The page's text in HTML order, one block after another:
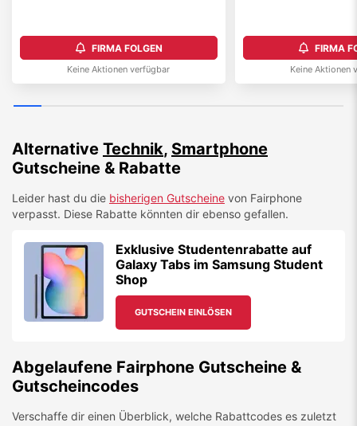
FIRMA FOLGEN
Keine Aktionen verfügbar
FIRMA
Keine Aktionen
Alternative Technik, Smartphone
Gutscheine & Rabatte
Leider hast du die bisherigen Gutscheine von Fairphone
verpasst. Diese Rabatte könnten dir ebenso gefallen.
Exklusive Studentenrabatte auf
Galaxy Tabs im Samsung Student
Shop
GUTSCHEIN EINLÖSEN
Abgelaufene Fairphone Gutscheine &
Gutscheincodes
Verschaffe dir einen Überblick, welche Rabattcodes es zuletzt